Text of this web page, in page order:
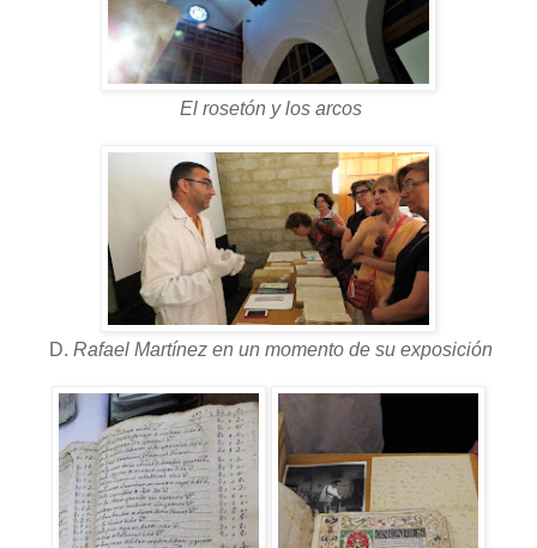
El rosetón y los arcos
D. Rafael Martínez en un momento de su exposición